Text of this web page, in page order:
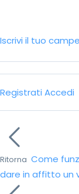
Iscrivi il tuo
Registrati Accedi
Ritorna Come
dare in affitto un